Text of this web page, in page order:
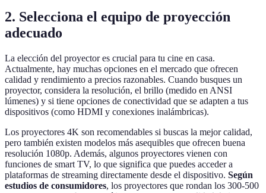
2. Selecciona el equipo de proyección
adecuado
La elección del proyector es crucial para tu cine en casa.
Actualmente, hay muchas opciones en el mercado que ofrecen
calidad y rendimiento a precios razonables. Cuando busques un
proyector, considera la resolución, el brillo (medido en ANSI
lúmenes) y si tiene opciones de conectividad que se adapten a tus
dispositivos (como HDMI y conexiones inalámbricas).
Los proyectores 4K son recomendables si buscas la mejor calidad,
pero también existen modelos más asequibles que ofrecen buena
resolución 1080p. Además, algunos proyectores vienen con
funciones de smart TV, lo que significa que puedes acceder a
plataformas de streaming directamente desde el dispositivo. Según
estudios de consumidores, los proyectores que rondan los 300-500